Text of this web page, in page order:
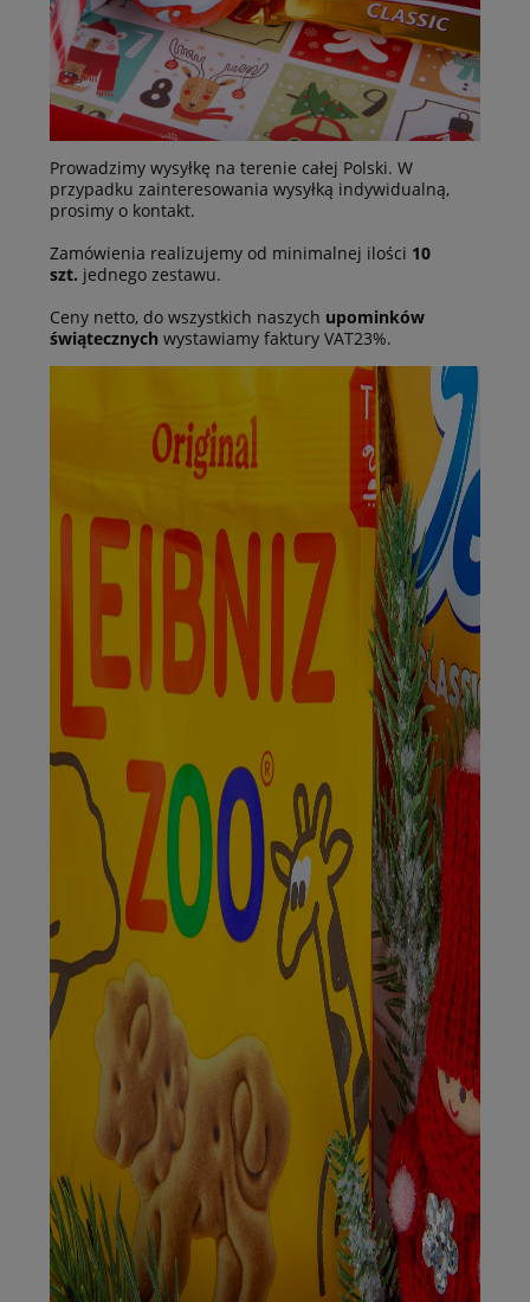
Prowadzimy wysyłkę na terenie całej Polski. W
przypadku zainteresowania wysyłką indywidualną,
prosimy o kontakt.
Zamówienia realizujemy od minimalnej ilości 10
szt. jednego zestawu.
Ceny netto, do wszystkich naszych upominków
świątecznych wystawiamy faktury VAT23%.